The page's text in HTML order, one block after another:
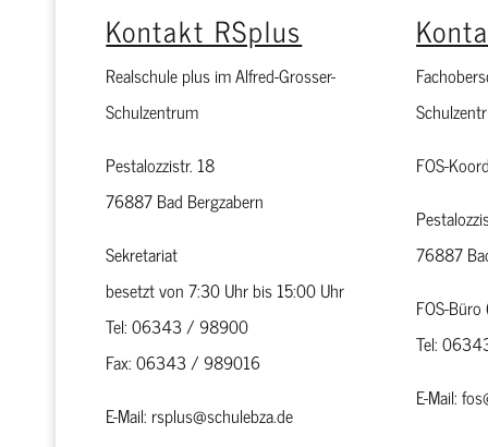
Kontakt RSplus
Realschule plus im Alfred-Grosser-
Schulzentrum
Pestalozzistr. 18
76887 Bad Bergzabern
Sekretariat
besetzt von 7:30 Uhr bis 15:00 Uhr
Tel: 06343 / 98900
Fax: 06343 / 989016
E-Mail: rsplus@schulebza.de
FOS-
76887
FOS-
Tel:
E-Mail: